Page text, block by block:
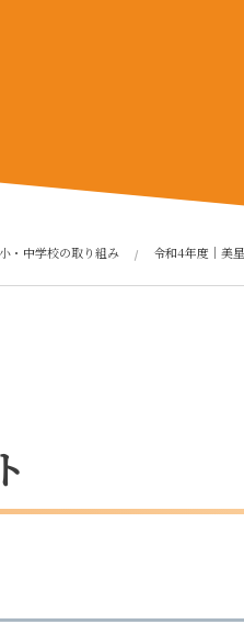
・中学校の取り組み 令和4年度｜美